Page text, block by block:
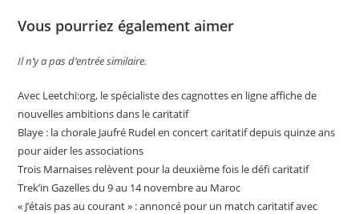
Vous pourriez également aimer
Il n’y a pas d’entrée similaire.
Avec Leetchi:org, le spécialiste des cagnottes en ligne affiche de
nouvelles ambitions dans le caritatif
Blaye : la chorale Jaufré Rudel en concert caritatif depuis quinze ans
pour aider les associations
Trois Marnaises relèvent pour la deuxième fois le défi caritatif
Trek’in Gazelles du 9 au 14 novembre au Maroc
« J’étais pas au courant » : annoncé pour un match caritatif avec